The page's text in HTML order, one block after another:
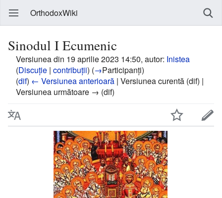
OrthodoxWiki
Sinodul I Ecumenic
Versiunea din 19 aprilie 2023 14:50, autor: Inistea
(Discuție | contribuții) (→Participanți)
(dif) ← Versiunea anterioară | Versiunea curentă (dif) |
Versiunea următoare → (dif)